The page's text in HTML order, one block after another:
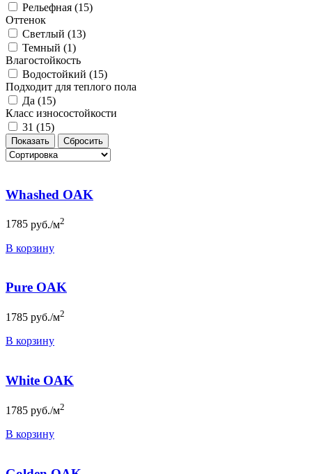
Рельефная (15)
Оттенок
Светлый (13)
Темный (1)
Влагостойкость
Водостойкий (15)
Подходит для теплого пола
Да (15)
Класс износостойкости
31 (15)
Whashed OAK
1785 руб./м2
В корзину
Pure OAK
1785 руб./м2
В корзину
White OAK
1785 руб./м2
В корзину